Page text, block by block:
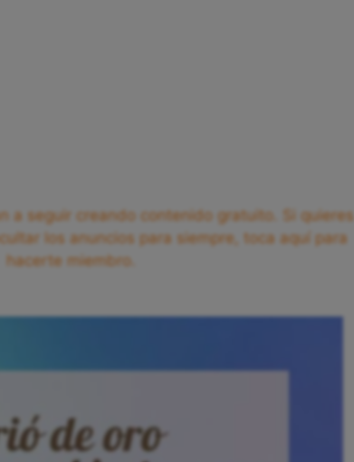
a seguir creando contenido gratuito. Si quieres
los anuncios para siempre, toca aquí para
hacerte miembro.